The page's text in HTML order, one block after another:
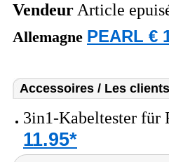
Vendeur Article
Allemagne PEARL €
Accessoires / Les
3in1-Kabeltester für
11.95*